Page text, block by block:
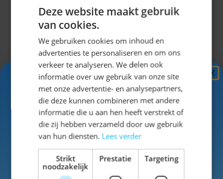
dames
hebben we
naast
lederhosen
ook een
ruime keus in
Dirndls!
We hebben
Dirndls in
bijna elke
kleur, lengte
Deze website maakt gebruik
van cookies.
We gebruiken cookies om inhoud en
advertenties te personaliseren en om ons
verkeer te analyseren. We delen ook
informatie over uw gebruik van onze site
met onze advertentie- en analysepartners,
die deze kunnen combineren met andere
informatie die u aan hen heeft verstrekt of
die zij hebben verzameld door uw gebruik
van hun diensten. Lees verder
Strikt
noodzakelijk
Prestatie Targeting
Ontvang5%
KORTING!
Schrijf je nuin voor de nieuwsbrief en ontvang toegang
tot exclusieve kortingen!
Voor- en achternaam